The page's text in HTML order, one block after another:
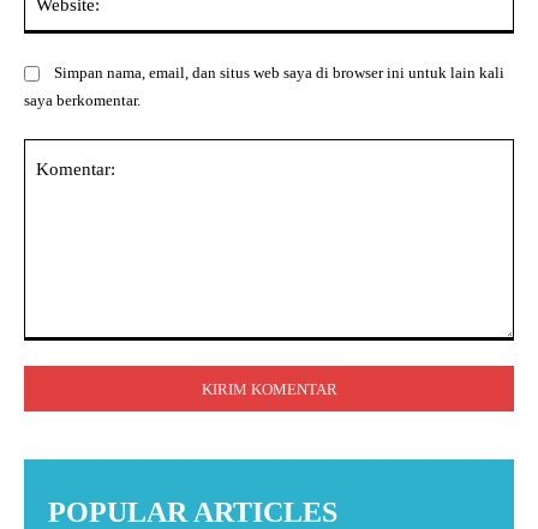
Simpan nama, email, dan situs web saya di browser ini untuk lain kali
saya berkomentar.
POPULAR ARTICLES